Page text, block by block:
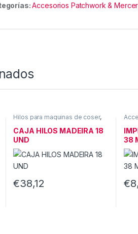
Accesorios Patchwork &
Hilos para maquinas de coser,
MERCERIA & OTROS
CAJA HILOS MADEIRA 18
UND
€38,12
38
€